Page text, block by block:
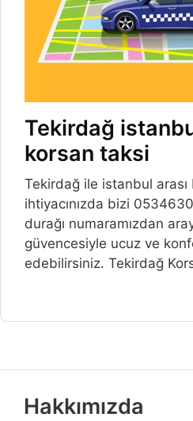
Tekirdağ
korsan taksi
Tekirdağ ile istanbul arası
ihtiyacınızda bizi
durağı numaramızdan
güvencesiyle ucuz ve
edebilirsiniz. Tekirdağ
Hakkımızda